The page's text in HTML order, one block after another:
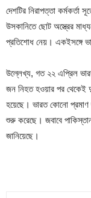
দেশটির নিরাপত্তা কর্মকর্তা
উসকানিতে ছোট অস্ত্রের
প্রতিশোধ নেয়। একইসঙ্গে
উল্লেখ্য, গত ২২ এপ্রিল ভারত
জন নিহত হওয়ার পর থেকেই
হয়েছে। ভারত কোনো প্রমাণ
শুরু করেছে। জবাবে
জানিয়েছে।